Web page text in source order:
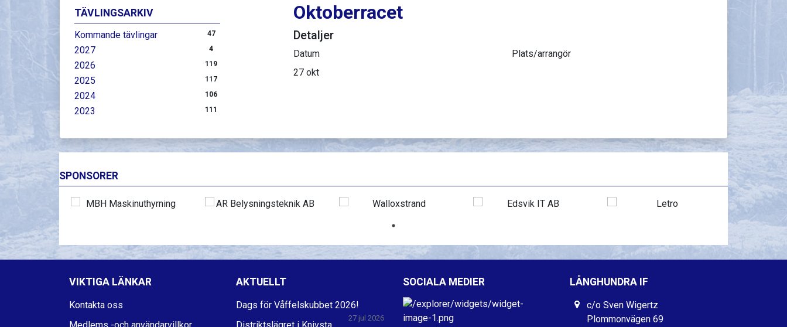
TÄVLINGSARKIV
Kommande tävlingar 47
2027 4
2026 119
2025 117
2024 106
2023 111
Oktoberracet
Detaljer
Datum
27 okt
Plats/arrangör
SPONSORER
VIKTIGA LÄNKAR
Kontakta oss
Medlems -och användarvillkor
AKTUELLT
Dags för Våffelskubbet 2026!
27 jul 2026
Distriktslägret i Knivsta
SOCIALA MEDIER LÅNGHUNDRA IF
c/o Sven Wigertz
Plommonvägen 69